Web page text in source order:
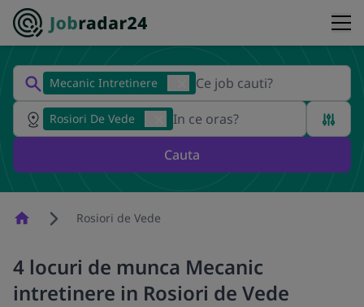
Mecanic Intretinere
Rosiori De Vede
Cauta
HomepageRosiori de Vede
4 locuri de munca Mecanic
intretinere in Rosiori de Vede